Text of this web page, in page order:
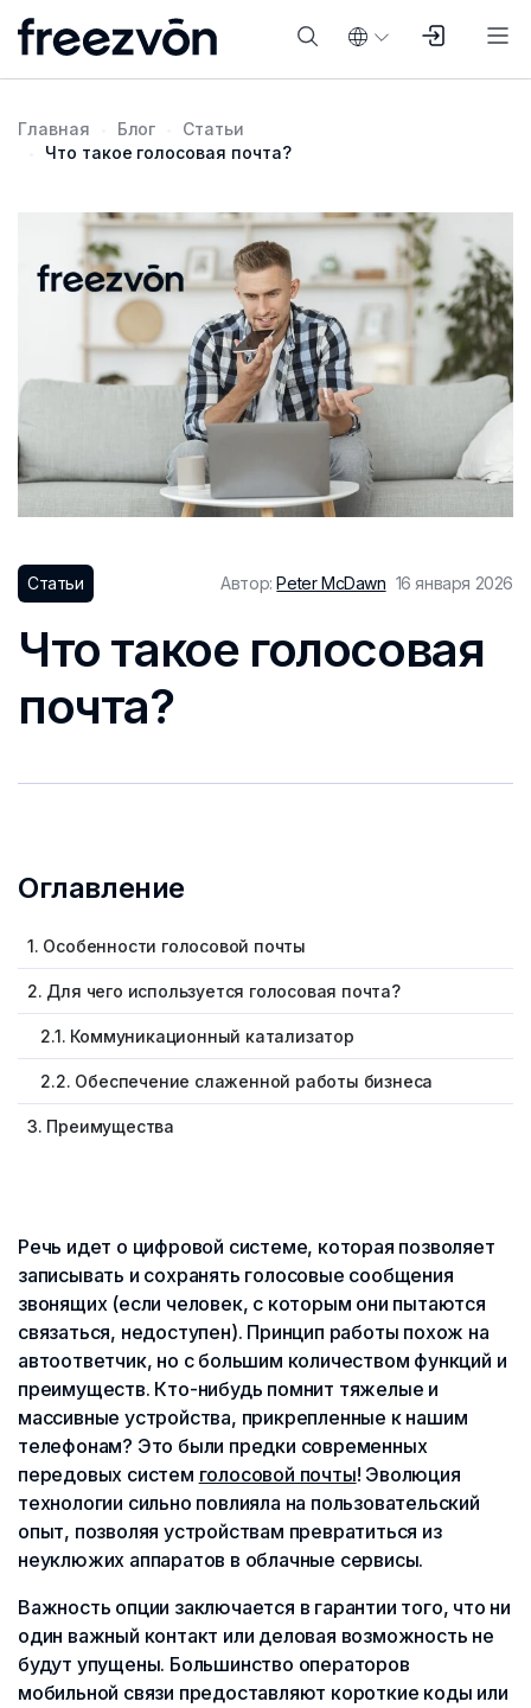
Главная Блог
Статьи
Что такое голосовая почта?
Статьи Автор:Peter McDawn 16 января 2026
Что такое голосовая
почта?
Оглавление
1. Особенности голосовой почты
2. Для чего используется голосовая почта?
2.1. Коммуникационный катализатор
2.2. Обеспечение слаженной работы бизнеса
3. Преимущества
Речь идет о цифровой системе, которая позволяет
записывать и сохранять голосовые сообщения
звонящих (если человек, с которым они пытаются
связаться, недоступен). Принцип работы похож на
автоответчик, но с большим количеством функций и
преимуществ. Кто-нибудь помнит тяжелые и
массивные устройства, прикрепленные к нашим
телефонам? Это были предки современных
передовых систем голосовой почты! Эволюция
технологии сильно повлияла на пользовательский
опыт, позволяя устройствам превратиться из
неуклюжих аппаратов в облачные сервисы.
Важность опции заключается в гарантии того, что ни
один важный контакт или деловая возможность не
будут упущены. Большинство операторов
мобильной связи предоставляют короткие коды или